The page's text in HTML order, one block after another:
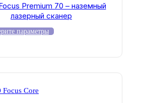
6
Premium 70 – наземный
лазерный сканер
параметры
товар
несколько